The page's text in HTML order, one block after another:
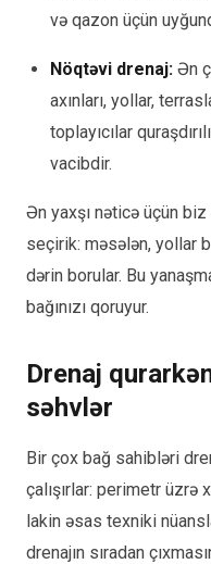
və qazon üçün
Nöqtəvi drenaj: Ən
axınları, yollar,
toplayıcılar
vacibdir.
Ən yaxşı nəticə üçün
seçirik: məsələn, yollar
dərin borular. Bu
bağınızı qoruyur.
Drenaj
səhvlər
Bir çox bağ sahibləri
çalışırlar: perimetr üzrə
lakin əsas texniki
drenajın sıradan